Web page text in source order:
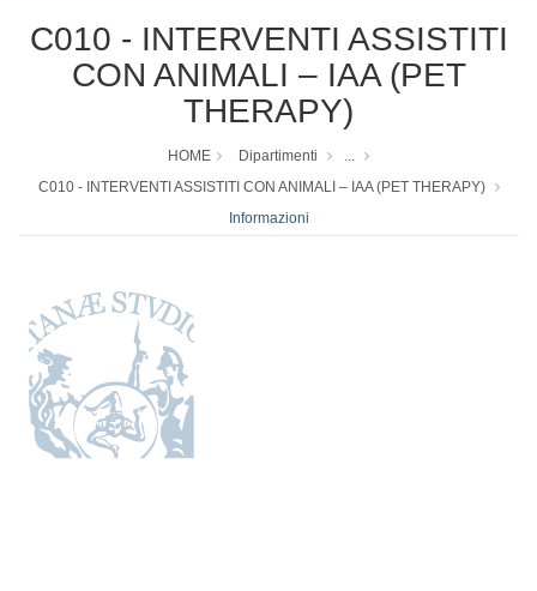
C010 - INTERVENTI ASSISTITI
CON ANIMALI – IAA (PET
THERAPY)
HOME Dipartimenti
...
C010 - INTERVENTI ASSISTITI CON ANIMALI – IAA (PET THERAPY)
Informazioni